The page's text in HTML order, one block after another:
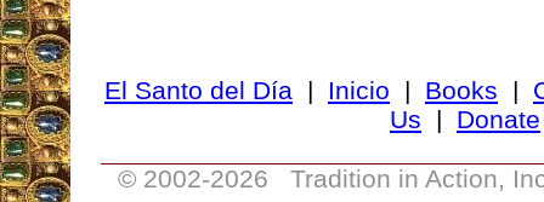
El Santo del Día | Inicio | Books |
Us | Donate
© 2002-2026 Tradition in Action,